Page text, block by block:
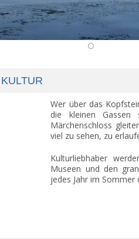
Wer über das
die kleinen
Märchenschloss
viel zu sehen, zu
Kulturliebhaber
Museen und den
jedes Jahr im Sommer